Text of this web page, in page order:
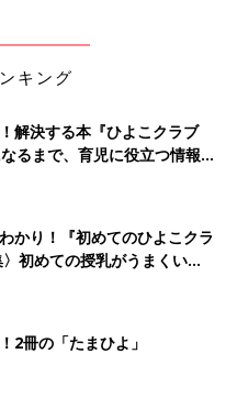
キング
解決する本『ひよこクラブ
るまで、育児に役立つ情報が
かり！『初めてのひよこクラ
初めての授乳がうまくい
基本と夏のトラブル 解決テ
2冊の「たまひよ」